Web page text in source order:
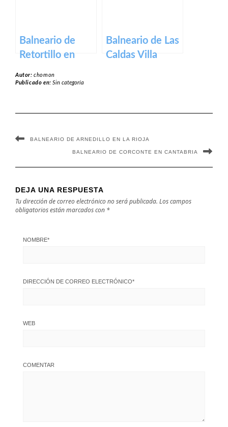
Balneario de
Retortillo en
Balneario de Las
Caldas Villa
Autor:chomon
Publicado en:Sin categoría
BALNEARIO DE ARNEDILLO EN LA RIOJA
BALNEARIO DE CORCONTE EN CANTABRIA
DEJA UNA RESPUESTA
Tu dirección de correo electrónico no será publicada. Los campos
obligatorios están marcados con *
NOMBRE*
DIRECCIÓN DE CORREO ELECTRÓNICO*
WEB
COMENTAR